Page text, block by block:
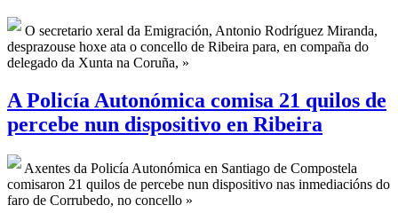
O secretario xeral da Emigración, Antonio Rodríguez Miranda,
desprazouse hoxe ata o concello de Ribeira para, en compaña do
delegado da Xunta na Coruña, »
A Policía Autonómica comisa 21 quilos de
percebe nun dispositivo en Ribeira
Axentes da Policía Autonómica en Santiago de Compostela
comisaron 21 quilos de percebe nun dispositivo nas inmediacións do
faro de Corrubedo, no concello »